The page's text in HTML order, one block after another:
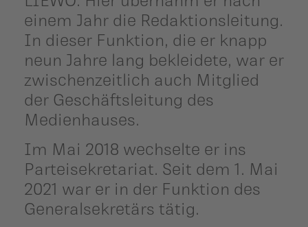
einem Jahr die Redaktionsleitung.
In dieser Funktion, die er knapp
neun Jahre lang bekleidete, war er
zwischenzeitlich auch Mitglied
der Geschäftsleitung des
Medienhauses.
Im Mai 2018 wechselte er ins
Parteisekretariat. Seit dem 1. Mai
2021 war er in der Funktion des
Generalsekretärs tätig.